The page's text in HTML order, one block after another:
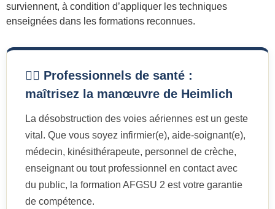
surviennent, à condition d’appliquer les techniques
enseignées dans les formations reconnues.
👨‍⚕️ Professionnels de santé :
maîtrisez la manœuvre de Heimlich
La désobstruction des voies aériennes est un geste
vital. Que vous soyez infirmier(e), aide-soignant(e),
médecin, kinésithérapeute, personnel de crèche,
enseignant ou tout professionnel en contact avec
du public, la formation AFGSU 2 est votre garantie
de compétence.